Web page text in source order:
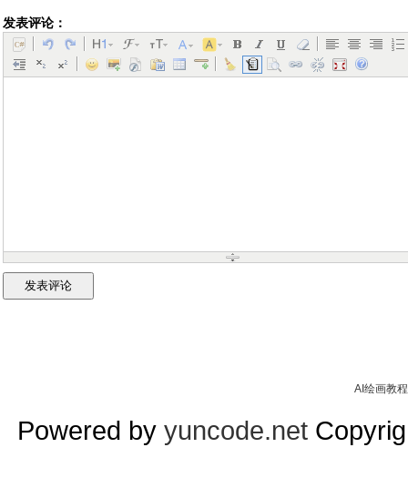
发表评论：
AI绘画教程
Powered by yuncode.net